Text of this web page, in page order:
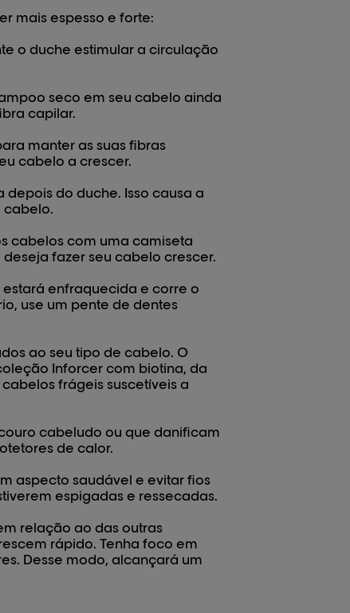
mais espesso e forte:
o duche estimular a circulação
seco em seu cabelo ainda
capilar.
manter as suas fibras
cabelo a crescer.
do duche. Isso causa a
cabelo.
cabelos com uma camiseta
fazer seu cabelo crescer.
enfraquecida e corre o
use um pente de dentes
ao seu tipo de cabelo. O
Inforcer com biotina, da
frágeis suscetíveis a
cabeludo ou que danificam
de calor.
aspecto saudável e evitar fios
espigadas e ressecadas.
relação ao das outras
rápido. Tenha foco em
Desse modo, alcançará um